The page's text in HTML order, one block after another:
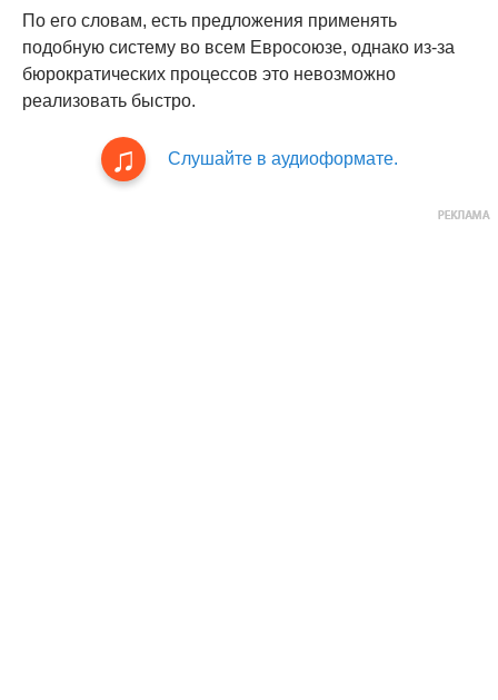
По его словам, есть предложения применять
подобную систему во всем Евросоюзе, однако из-за
бюрократических процессов это невозможно
реализовать быстро.
Слушайте в аудиоформате.